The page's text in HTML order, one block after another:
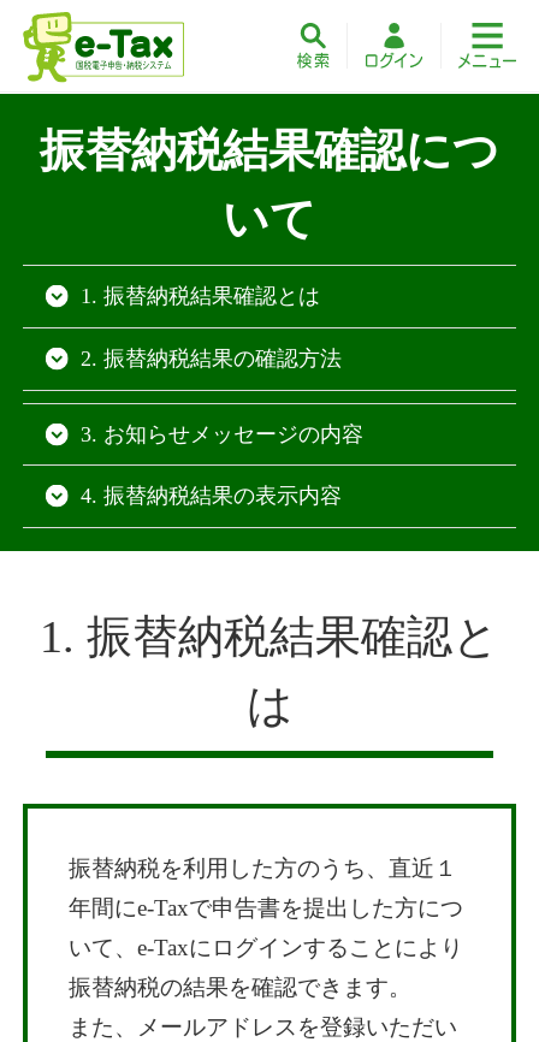
振替納税結果確認につ
いて
1. 振替納税結果確認とは
2. 振替納税結果の確認方法
3. お知らせメッセージの内容
4. 振替納税結果の表示内容
1. 振替納税結果確認と
は
振替納税を利用した方のうち、直近１
年間にe-Taxで申告書を提出した方につ
いて、e-Taxにログインすることにより
振替納税の結果を確認できます。
また、メールアドレスを登録いただい